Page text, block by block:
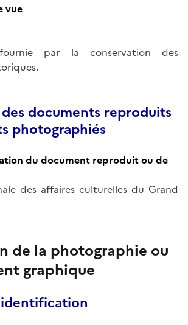
vue
fournie par la conservation des
documents reproduits
photographiés
du document reproduit ou de
des affaires culturelles du Grand
de la photographie ou
graphique